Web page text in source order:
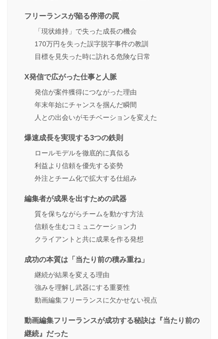
フリーランスが陥る停滞の罠
「現状維持」で失った成長の機会
170万円を失った誤字脱字事件の教訓
目標を見失った時に訪れる危険な日常
X発信で広がった仕事と人脈
発信が案件獲得につながった理由
年末年始にチャンスを掴んだ瞬間
人との出会いがモチベーションを変えた
爆速成長を実現する3つの鉄則
ロールモデルを徹底的に真似る
利益より信頼を優先する姿勢
外注とチーム化で拡大する仕組み
編集者が成果を出すための武器
質を保ちながらチームを動かす方法
信頼を生むコミュニケーション力
クライアントと共に成果を作る発想
成功の本質は「当たり前の積み重ね」
継続が結果を変える理由
強みを理解し武器にする重要性
動画編集フリーランスに欠かせない視点
動画編集フリーランスが成功する秘訣は『当たり前の
継続』だった